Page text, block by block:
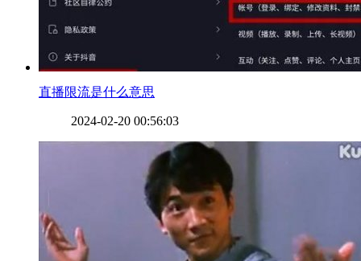
​直播限流是什么意思
2024-02-20 00:56:03